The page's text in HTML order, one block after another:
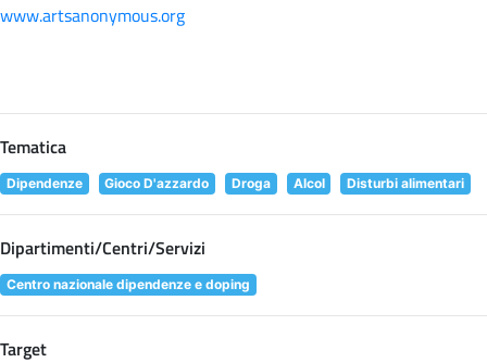
www.artsanonymous.org
Tematica
Dipendenze Gioco D'azzardo Droga Alcol Disturbi alimentari
Dipartimenti/Centri/Servizi
Centro nazionale dipendenze e doping
Target